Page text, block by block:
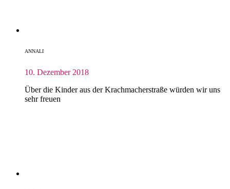
ANNALI
10. Dezember 2018
Über die Kinder aus der Krachmacherstraße würden wir uns
sehr freuen